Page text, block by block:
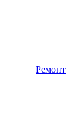
Ремонт